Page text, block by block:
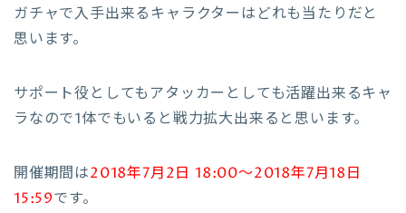
ガチャで入手出来るキャラクターはどれも当たりだと
思います。
サポート役としてもアタッカーとしても活躍出来るキャ
ラなので1体でもいると戦力拡大出来ると思います。
開催期間は2018年7月2日 18:00〜2018年7月18日
15:59です。